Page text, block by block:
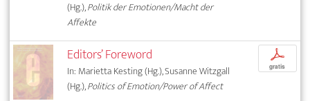
(Hg.),Politik der Emotionen/Macht der
Affekte
Editors’ Foreword
In: Marietta Kesting (Hg.), Susanne Witzgall
(Hg.),Politics of Emotion/Power of Affect
p
gratis